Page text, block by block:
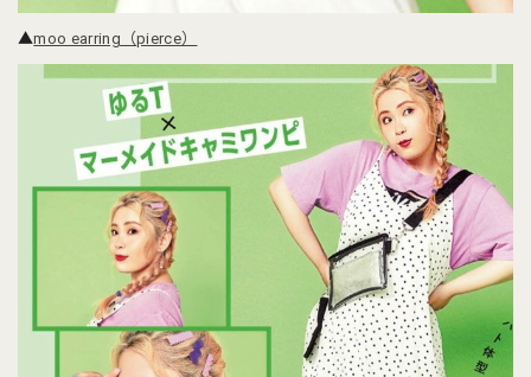
▲moo earring（pierce）